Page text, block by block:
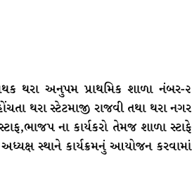
થરા અનુપમ પ્રાથમિક શાળા નંબર-૨
થરા સ્ટેટમાજી રાજવી તથા થરા નગર
ના કાર્યકરો તેમજ શાળા સ્ટાફે
સ્થાને કાર્યક્રમનું આયોજન કરવામાં